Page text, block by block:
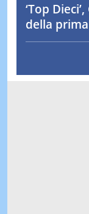
‘Top
della